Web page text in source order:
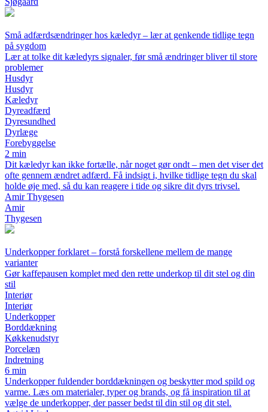
Små adfærdsændringer hos kæledyr – lær at genkende tidlige tegn
på sygdom
Lær at tolke dit kæledyrs signaler, før små ændringer bliver til store
problemer
Husdyr
Husdyr
Kæledyr
Dyreadfærd
Dyresundhed
Dyrlæge
Forebyggelse
2 min
Dit kæledyr kan ikke fortælle, når noget gør ondt – men det viser det
ofte gennem ændret adfærd. Få indsigt i, hvilke tidlige tegn du skal
holde øje med, så du kan reagere i tide og sikre dit dyrs trivsel.
Amir Thygesen
Amir
Thygesen
Underkopper forklaret – forstå forskellene mellem de mange
varianter
Gør kaffepausen komplet med den rette underkop til dit stel og din
stil
Interiør
Interiør
Underkopper
Borddækning
Køkkenudstyr
Porcelæn
Indretning
6 min
Underkopper fuldender borddækningen og beskytter mod spild og
varme. Læs om materialer, typer og brands, og få inspiration til at
vælge de underkopper, der passer bedst til din stil og dit stel.